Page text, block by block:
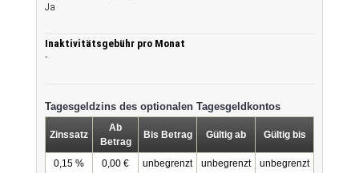
Ja
Inaktivitätsgebühr pro Monat
-
Tagesgeldzins des optionalen Tagesgeldkontos
Zinssatz
Ab
Betrag
Bis Betrag Gültig ab Gültig bis
0,15 % 0,00 € unbegrenzt unbegrenzt unbegrenzt